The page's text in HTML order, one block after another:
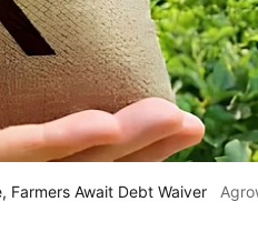
Farmers Await Debt Waiver